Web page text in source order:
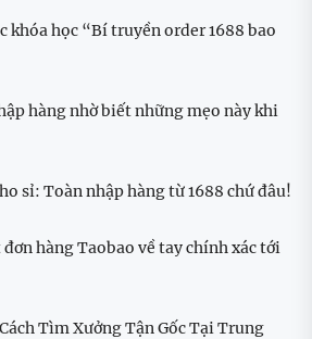
khóa học “Bí truyền order 1688 bao
hàng nhờ biết những mẹo này khi
sỉ: Toàn nhập hàng từ 1688 chứ đâu!
hàng Taobao về tay chính xác tới
Tìm Xưởng Tận Gốc Tại Trung